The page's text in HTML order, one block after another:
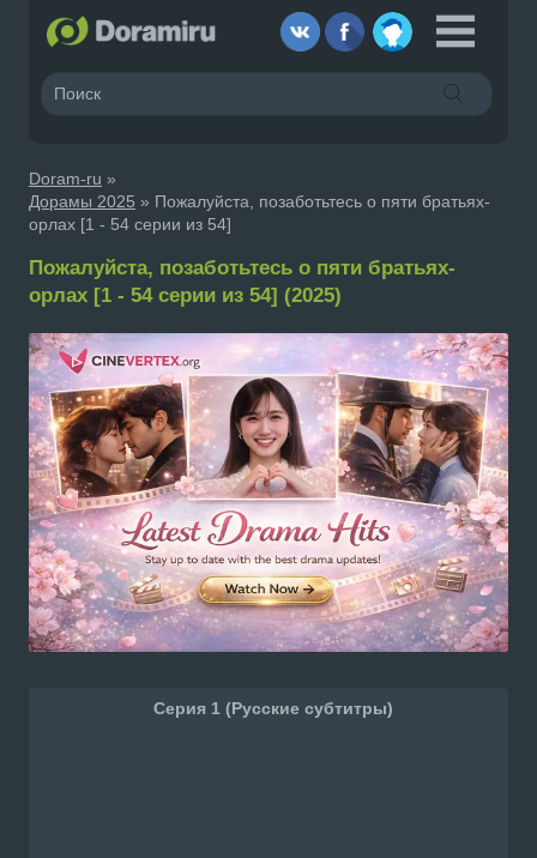
Doram-ru »
Дорамы 2025 » Пожалуйста, позаботьтесь о пяти братьях-
орлах [1 - 54 серии из 54]
Пожалуйста, позаботьтесь о пяти братьях-
орлах [1 - 54 серии из 54] (2025)
Серия 1 (Русские субтитры)